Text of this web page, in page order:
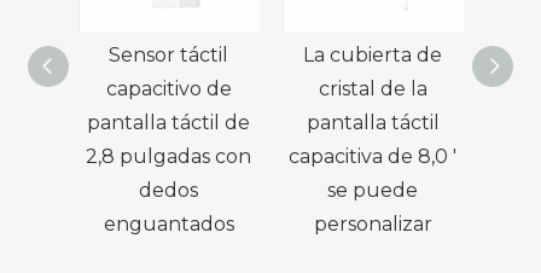
Sensor táctil
capacitivo de
pantalla táctil de
2,8 pulgadas con
dedos
enguantados
La cubierta de
cristal de la
pantalla táctil
capacitiva de 8,0 '
se puede
personalizar